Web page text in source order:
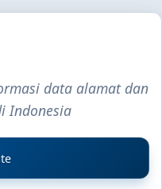
data alamat dan
Indonesia